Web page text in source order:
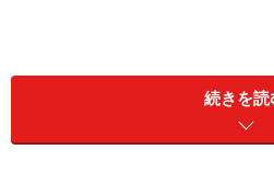
確定所得税と住民税で異
続きを読